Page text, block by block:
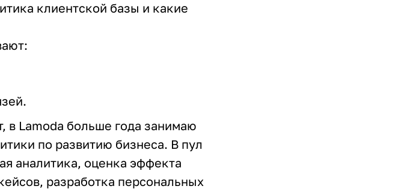
клиентской базы и какие
в Lamoda больше года занимаю
по развитию бизнеса. В пул
аналитика, оценка эффекта
разработка персональных